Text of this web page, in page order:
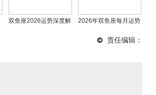
双鱼座2026运势深度解
2026年双鱼座每月运势
责任编辑：